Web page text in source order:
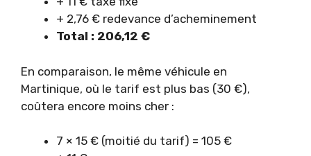
+ 2,76 € redevance d’acheminement
Total : 206,12 €
En comparaison, le même véhicule en
Martinique, où le tarif est plus bas (30 €),
coûtera encore moins cher :
7 × 15 € (moitié du tarif) = 105 €